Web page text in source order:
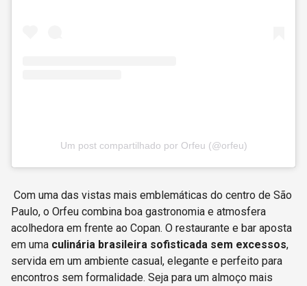
Um post compartilhado por Orfeu (@orfeu)
Com uma das vistas mais emblemáticas do centro de São
Paulo, o Orfeu combina boa gastronomia e atmosfera
acolhedora em frente ao Copan. O restaurante e bar aposta
em uma culinária brasileira sofisticada sem excessos,
servida em um ambiente casual, elegante e perfeito para
encontros sem formalidade. Seja para um almoço mais